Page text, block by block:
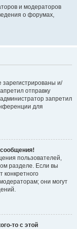
и модераторов
о форумах,
и/
отправку
запретил
для
пользователей,
разделе. Если вы
конкретного
они могут
то с этой